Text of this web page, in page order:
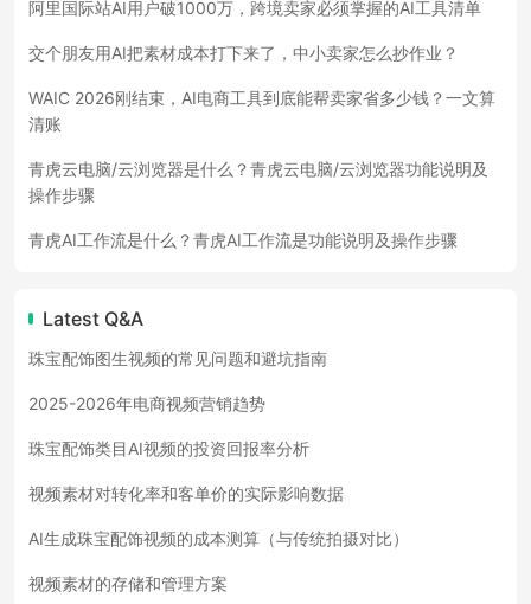
阿里国际站AI用户破1000万，跨境卖家必须掌握的AI工具清单
交个朋友用AI把素材成本打下来了，中小卖家怎么抄作业？
WAIC 2026刚结束，AI电商工具到底能帮卖家省多少钱？一文算
清账
青虎云电脑/云浏览器是什么？青虎云电脑/云浏览器功能说明及
操作步骤
青虎AI工作流是什么？青虎AI工作流是功能说明及操作步骤
Latest Q&A
珠宝配饰图生视频的常见问题和避坑指南
2025-2026年电商视频营销趋势
珠宝配饰类目AI视频的投资回报率分析
视频素材对转化率和客单价的实际影响数据
AI生成珠宝配饰视频的成本测算（与传统拍摄对比）
视频素材的存储和管理方案